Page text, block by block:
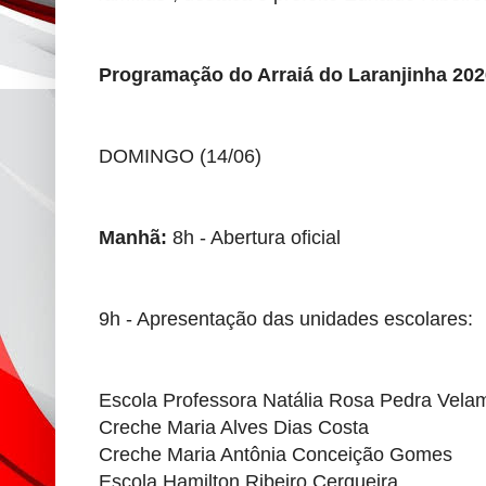
Programação do Arraiá do Laranjinha
DOMINGO (14/06)
Manhã: 8h - Abertura oficial
9h - Apresentação das unidades escolares:
Escola Professora Natália Rosa Pedra
Creche Maria Alves Dias Costa
Creche Maria Antônia Conceição Gomes
Escola Hamilton Ribeiro Cerqueira